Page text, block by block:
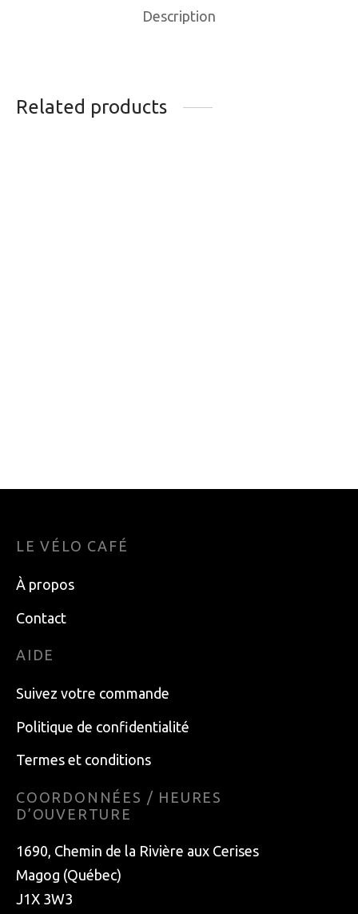
Description
Related products
LE VÉLO CAFÉ
À propos
Contact
AIDE
Suivez votre commande
Politique de confidentialité
Termes et conditions
COORDONNÉES / HEURES
D’OUVERTURE
1690, Chemin de la Rivière aux Cerises
Magog (Québec)
J1X 3W3